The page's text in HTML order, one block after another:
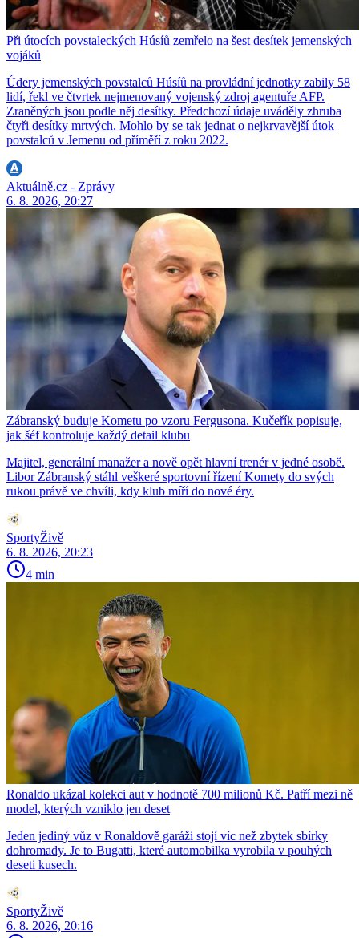
Při útocích povstaleckých Húsíů zemřelo na šest desítek jemenských
vojáků
Údery jemenských povstalců Húsíů na provládní jednotky zabily 58
lidí, řekl ve čtvrtek nejmenovaný vojenský zdroj agentuře AFP.
Zraněných jsou podle něj desítky. Předchozí údaje uváděly zhruba
čtyři desítky mrtvých. Mohlo by se tak jednat o nejkrvavější útok
povstalců v Jemenu od příměří z roku 2022.
Aktuálně.cz - Zprávy
6. 8. 2026, 20:27
Zábranský buduje Kometu po vzoru Fergusona. Kučeřík popisuje,
jak šéf kontroluje každý detail klubu
Majitel, generální manažer a nově opět hlavní trenér v jedné osobě.
Libor Zábranský stáhl veškeré sportovní řízení Komety do svých
rukou právě ve chvíli, kdy klub míří do nové éry.
SportyŽivě
6. 8. 2026, 20:23
4 min
Ronaldo ukázal kolekci aut v hodnotě 700 milionů Kč. Patří mezi ně
model, kterých vzniklo jen deset
Jeden jediný vůz v Ronaldově garáži stojí víc než zbytek sbírky
dohromady. Je to Bugatti, které automobilka vyrobila v pouhých
deseti kusech.
SportyŽivě
6. 8. 2026, 20:16